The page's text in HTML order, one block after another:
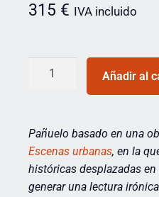
315 € IVA incluido
Añadir al
Pañuelo basado en una
Escenas urbanas, en la
históricas desplazadas
generar una lectura